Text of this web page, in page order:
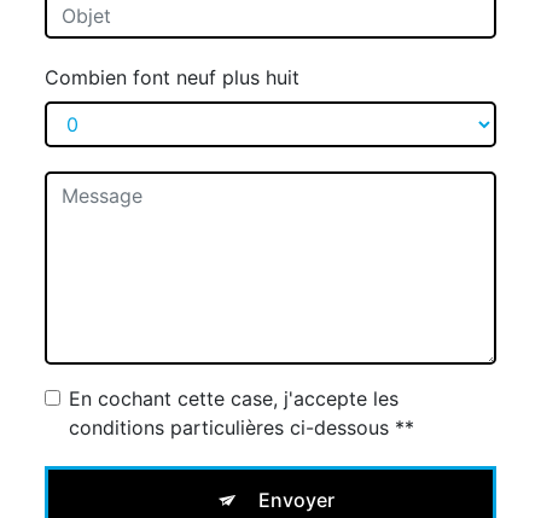
Combien font neuf plus huit
En cochant cette case, j'accepte les
conditions particulières ci-dessous **
Envoyer